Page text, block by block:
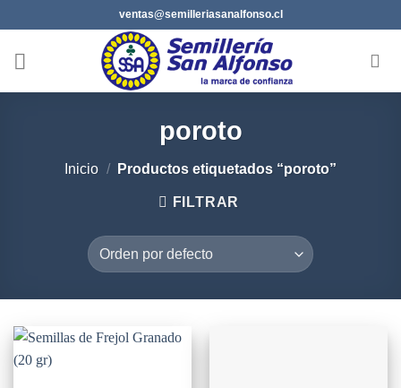
al
contenido
ventas@semilleriasanalfonso.cl
poroto
Inicio / Productos etiquetados “poroto”
FILTRAR